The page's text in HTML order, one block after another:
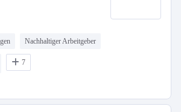
Nachhaltiger Arbeitgeber
7